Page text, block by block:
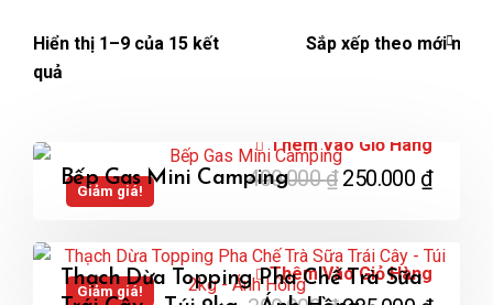
Hiển thị 1–9 của 15 kết
quả
Giảm giá!
Bếp Gas Mini Camping400.000₫ 250.000 ₫
Thêm Vào Giỏ Hàng
Giảm giá!
Thạch Dừa Topping Pha Chế Trà Sữa
Thêm Vào Giỏ Hàng